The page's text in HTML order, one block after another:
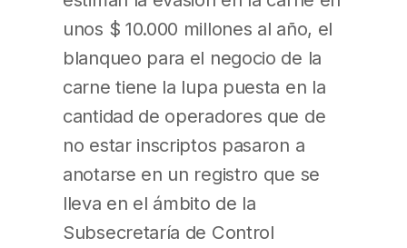
unos $ 10.000 millones al año, el
blanqueo para el negocio de la
carne tiene la lupa puesta en la
cantidad de operadores que de
no estar inscriptos pasaron a
anotarse en un registro que se
lleva en el ámbito de la
Subsecretaría de Control